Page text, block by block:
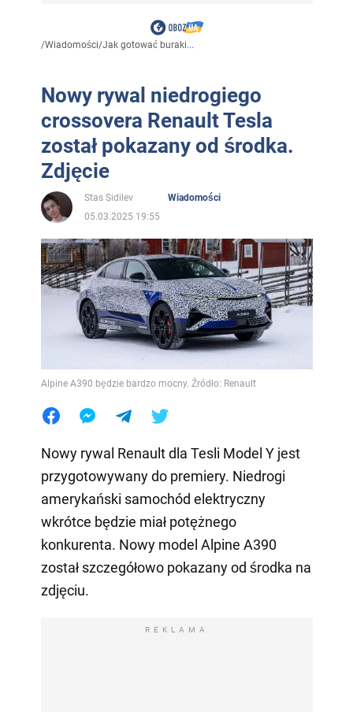
/Wiadomości/Jak gotować buraki...
Nowy rywal niedrogiego
crossovera Renault Tesla
został pokazany od środka.
Zdjęcie
Stas Sidilev
Wiadomości
05.03.2025 19:55
Alpine A390 będzie bardzo mocny. Źródło: Renault
Nowy rywal Renault dla Tesli Model Y jest
przygotowywany do premiery. Niedrogi
amerykański samochód elektryczny
wkrótce będzie miał potężnego
konkurenta. Nowy model Alpine A390
został szczegółowo pokazany od środka na
zdjęciu.
REKLAMA